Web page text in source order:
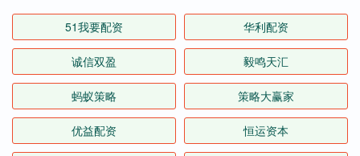
51我要配资 华利配资
诚信双盈 毅鸣天汇
蚂蚁策略 策略大赢家
优益配资 恒运资本